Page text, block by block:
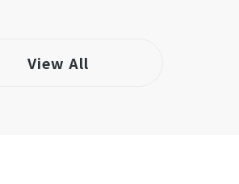
ーゼット、複層ガラス、駐車場２台分、
View All